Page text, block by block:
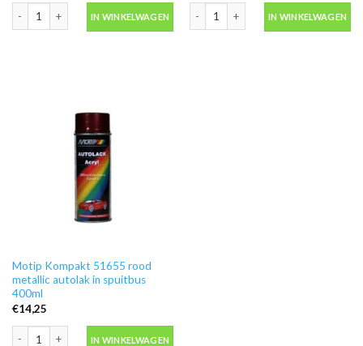
Motip Kompakt 41194 rood autolak in spuitbus 400ml aantal
IN WINKELWAGEN
Motip Kompakt 43350 geel autolak
IN WINKELWAGEN
Motip Kompakt 51655 rood
metallic autolak in spuitbus
400ml
€14,25
IN WINKELWAGEN